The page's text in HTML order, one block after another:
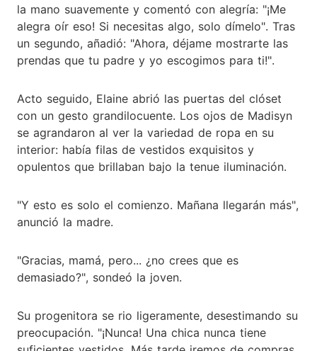
la mano suavemente y comentó con alegría: "¡Me
alegra oír eso! Si necesitas algo, solo dímelo". Tras
un segundo, añadió: "Ahora, déjame mostrarte las
prendas que tu padre y yo escogimos para ti!".
Acto seguido, Elaine abrió las puertas del clóset
con un gesto grandilocuente. Los ojos de Madisyn
se agrandaron al ver la variedad de ropa en su
interior: había filas de vestidos exquisitos y
opulentos que brillaban bajo la tenue iluminación.
"Y esto es solo el comienzo. Mañana llegarán más",
anunció la madre.
"Gracias, mamá, pero... ¿no crees que es
demasiado?", sondeó la joven.
Su progenitora se rio ligeramente, desestimando su
preocupación. "¡Nunca! Una chica nunca tiene